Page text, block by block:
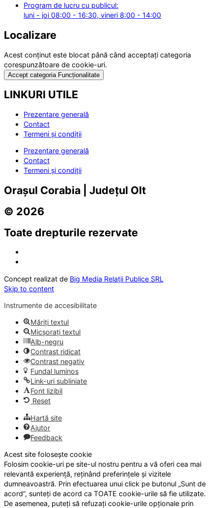
Program de lucru cu publicul:
luni - joi 08:00 - 16:30, vineri 8:00 - 14:00
Localizare
Acest conținut este blocat până când acceptați categoria
corespunzătoare de cookie-uri.
Accept categoria Funcționalitate
LINKURI UTILE
Prezentare generală
Contact
Termeni și condiții
Prezentare generală
Contact
Termeni și condiții
Orașul Corabia | Județul Olt
© 2026
Toate drepturile rezervate
Concept realizat de Big Media Relații Publice SRL
Skip to content
Instrumente de accesibilitate
Măriți textul
Micșorați textul
Alb-negru
Contrast ridicat
Contrast negativ
Fundal luminos
Link-uri subliniate
Font lizibil
Reset
Hartă site
Ajutor
Feedback
Acest site folosește cookie
Folosim cookie-uri pe site-ul nostru pentru a vă oferi cea mai
relevantă experiență, reținând preferințele și vizitele
dumneavoastră. Prin efectuarea unui click pe butonul „Sunt de
acord”, sunteți de acord ca TOATE cookie-urile să fie utilizate.
De asemenea, puteți să refuzați cookie-urile opționale prin